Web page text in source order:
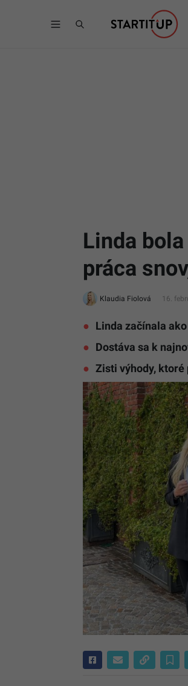
Linda
práca
Klaudia Fiolová 16.
Linda začínala
Dostáva sa k
Zisti výhody, ktoré